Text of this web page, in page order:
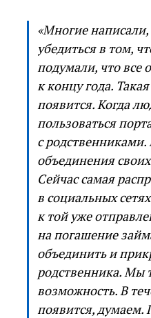
«Многие написали,
убедиться в том,
подумали, что все
к концу года.
появится. Когда
пользоваться
с
объединения
Сейчас самая
в социальных
к той уже
на погашение
объединить и
родственника. Мы
возможность. В
появится, думаем.